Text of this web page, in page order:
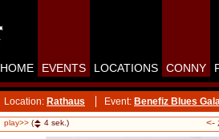
HOME EVENTS LOCATIONS CONNY
Location: Rathaus Event: Benefiz Blues
play>> ( 4 sek.) <-